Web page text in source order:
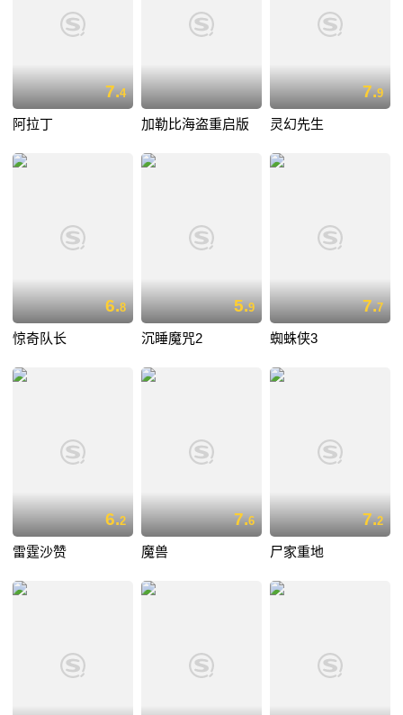
7.4
阿拉丁 加勒比海盗重启版
7.9
灵幻先生
6.8
惊奇队长
5.9
沉睡魔咒2
7.7
蜘蛛侠3
6.2
雷霆沙赞
7.6
魔兽
7.2
尸家重地